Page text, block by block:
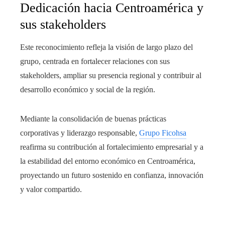
Dedicación hacia Centroamérica y
sus stakeholders
Este reconocimiento refleja la visión de largo plazo del
grupo, centrada en fortalecer relaciones con sus
stakeholders, ampliar su presencia regional y contribuir al
desarrollo económico y social de la región.
Mediante la consolidación de buenas prácticas
corporativas y liderazgo responsable, Grupo Ficohsa
reafirma su contribución al fortalecimiento empresarial y a
la estabilidad del entorno económico en Centroamérica,
proyectando un futuro sostenido en confianza, innovación
y valor compartido.